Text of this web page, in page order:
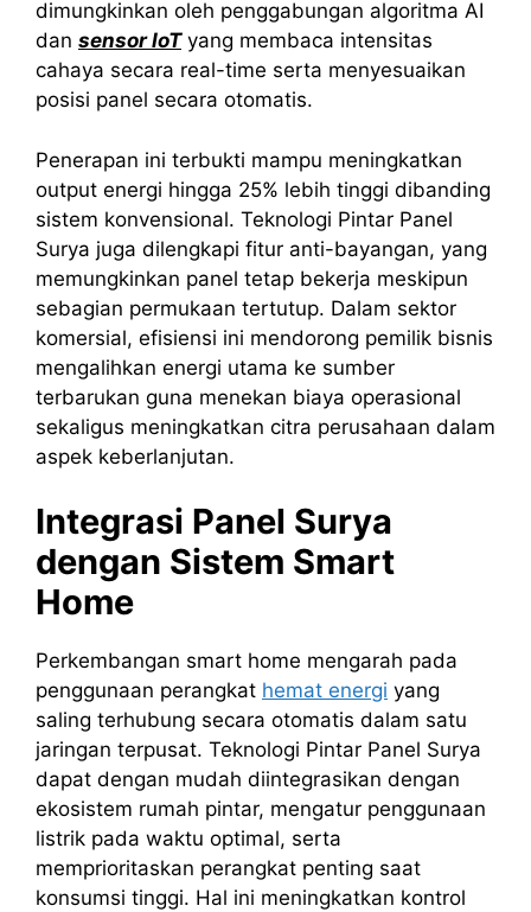
dimungkinkan oleh penggabungan algoritma AI
dan sensor IoTyang membaca intensitas
cahaya secara real-time serta menyesuaikan
posisi panel secara otomatis.
Penerapan ini terbukti mampu meningkatkan
output energi hingga 25% lebih tinggi dibanding
sistem konvensional. Teknologi Pintar Panel
Surya juga dilengkapi fitur anti-bayangan, yang
memungkinkan panel tetap bekerja meskipun
sebagian permukaan tertutup. Dalam sektor
komersial, efisiensi ini mendorong pemilik bisnis
mengalihkan energi utama ke sumber
terbarukan guna menekan biaya operasional
sekaligus meningkatkan citra perusahaan dalam
aspek keberlanjutan.
Integrasi Panel Surya
dengan Sistem Smart
Home
Perkembangan smart home mengarah pada
penggunaan perangkat hemat energi yang
saling terhubung secara otomatis dalam satu
jaringan terpusat. Teknologi Pintar Panel Surya
dapat dengan mudah diintegrasikan dengan
ekosistem rumah pintar, mengatur penggunaan
listrik pada waktu optimal, serta
memprioritaskan perangkat penting saat
konsumsi tinggi. Hal ini meningkatkan kontrol